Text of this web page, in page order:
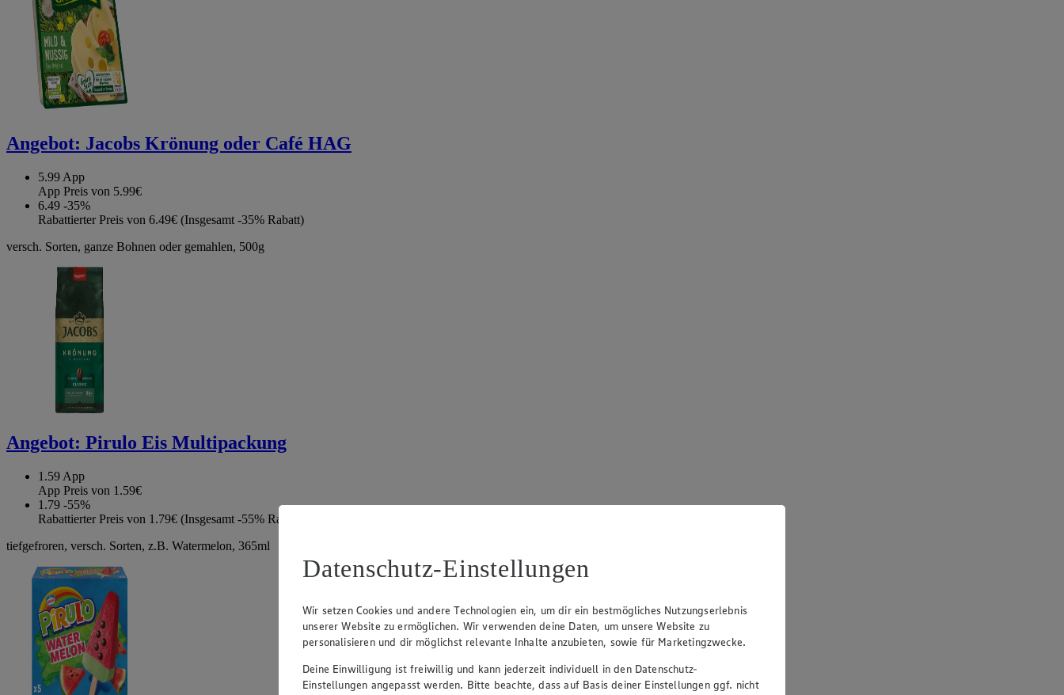
Angebot: Jacobs Krönung oder Café HAG
5.99 App
App Preis von 5.99€
6.49 -35%
Rabattierter Preis von 6.49€ (Insgesamt -35% Rabatt)
versch. Sorten, ganze Bohnen oder gemahlen, 500g
Angebot: Pirulo Eis Multipackung
1.59 App
App Preis von 1.59€
1.79 -55%
Rabattierter Preis von 1.79€ (Insgesamt -55% Rabatt)
tiefgefroren, versch. Sorten, z.B. Watermelon, 365ml
Datenschutz-Einstellungen
Wir setzen Cookies und andere Technologien ein, um dir ein bestmögliches Nutzungserlebnis
unserer Website zu ermöglichen. Wir verwenden deine Daten, um unsere Website zu
personalisieren und dir möglichst relevante Inhalte anzubieten, sowie für Marketingzwecke.
Deine Einwilligung ist freiwillig und kann jederzeit individuell in den Datenschutz-
Einstellungen angepasst werden. Bitte beachte, dass auf Basis deiner Einstellungen ggf. nicht